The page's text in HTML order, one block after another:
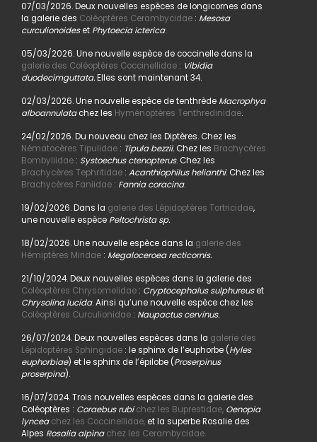
07/03/2026. Deux nouvelles espèces de longicornes dans
la galerie des Coléoptères Cerambycidae: Mesosa
curculionoideset Phytoecia icterica.
05/03/2026. Une nouvelle espèce de coccinelle dans la
galerie des Coléoptères Coccinellidae: Vibidia
duodecimguttata.Elles sont maintenant 34.
02/03/2026. Une nouvelle espèce de tenthrède Macrophya
alboannulatachez les Hyménoptères Tenthredinidae.
24/02/2026. Du nouveau chez les Diptères. Chez les
Nématocères Tipulidae: Tipula bezzii. Chez les Brachycères
Bombyliidae: Systoechus ctenopterus. Chez les
Brachycères Tephritidae: Acanthiophilus helianthi. Chez les
Brachycères Faniidae: Fannia coracina.
19/02/2026. Dans la galerie des Lépidoptères Tortricidae,
une nouvelle espèce Peltochrista sp.
18/02/2026. Une nouvelle espèce dans la galerie des
Hémiptères Miridae: Megaloceroea recticornis.
21/10/2024. Deux nouvelles espèces dans la galerie des
Coléoptères Chrysomelidae: Cryptocephalus sulphureuset
Chrysolina lucida. Ainsi qu’une nouvelle espèce chez les
Coléoptères Curculionidae : Naupactus cervinus.
26/07/2024. Deux nouvelles espèces dans la galerie des
Lépidoptères Sphingidae: le sphinx de l’euphorbe (Hyles
euphorbiae) et le sphinx de l’épilobe (Proserpinus
proserpina).
16/07/2024. Trois nouvelles espèces dans la galerie des
Coléoptères : Coraebus rubi chez les Buprestidae, Oenopia
lyncea chez les Coccinellidae,et la superbe Rosalie des
Alpes Rosalia alpina chez les Cerambycidae.